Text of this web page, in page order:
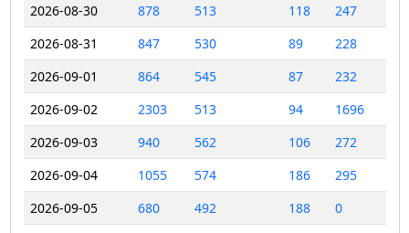
2026-08-30
878 513 118
247
2026-08-31
847 530 89
228
2026-09-01
864 545 87
232
2026-09-02
2303 513 94
1696
2026-09-03
940 562 106
272
2026-09-04
1055 574 186
295
2026-09-05
680 492 188 0